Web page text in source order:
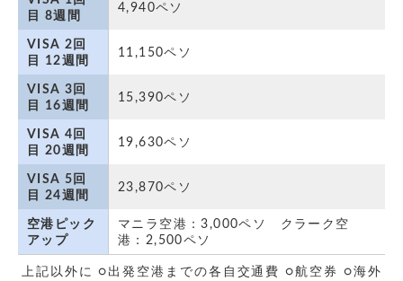
目 8週間
4,940ペソ
VISA 2回
目 12週間
11,150ペソ
VISA 3回
目 16週間
15,390ペソ
VISA 4回
目 20週間
19,630ペソ
VISA 5回
目 24週間
23,870ペソ
空港ピック
アップ
マニラ空港：3,000ペソ　クラーク空
港：2,500ペソ
上記以外に ○出発空港までの各自交通費 ○航空券 ○海外